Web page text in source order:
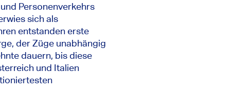
Personenverkehrs
sich als
entstanden erste
der Züge unabhängig
dauern, bis diese
und Italien